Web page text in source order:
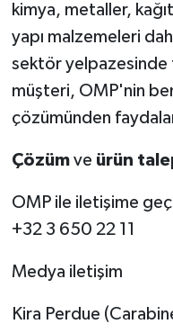
kimya, metaller,
yapı malzemeleri
sektör
müşteri, OMP'nin
çözümünden
Çözümve ürün
OMP ile iletişime
+32 3 650 22 11
Medya iletişim
Kira Perdue